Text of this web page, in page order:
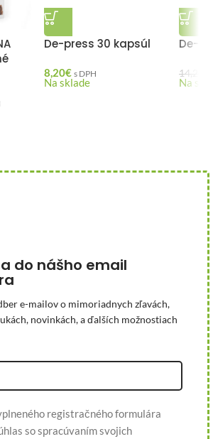
De-press 30 kapsúl
8,20€ s DPH
Na sklade
De-
14,24
Na
do nášho email
e-mailov o mimoriadnych zľavách,
novinkách, a ďalších možnostiach
registračného formulára
so spracúvaním svojich